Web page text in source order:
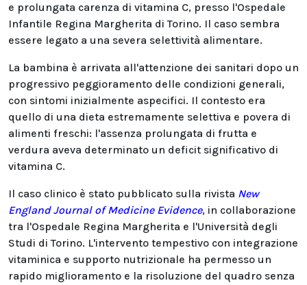
e prolungata carenza di vitamina C, presso l'Ospedale
Infantile Regina Margherita di Torino. Il caso sembra
essere legato a una severa selettività alimentare.
La bambina è arrivata all'attenzione dei sanitari dopo un
progressivo peggioramento delle condizioni generali,
con sintomi inizialmente aspecifici. Il contesto era
quello di una dieta estremamente selettiva e povera di
alimenti freschi: l'assenza prolungata di frutta e
verdura aveva determinato un deficit significativo di
vitamina C.
Il caso clinico è stato pubblicato sulla rivista New
England Journal of Medicine Evidence, in collaborazione
tra l'Ospedale Regina Margherita e l'Università degli
Studi di Torino. L'intervento tempestivo con integrazione
vitaminica e supporto nutrizionale ha permesso un
rapido miglioramento e la risoluzione del quadro senza